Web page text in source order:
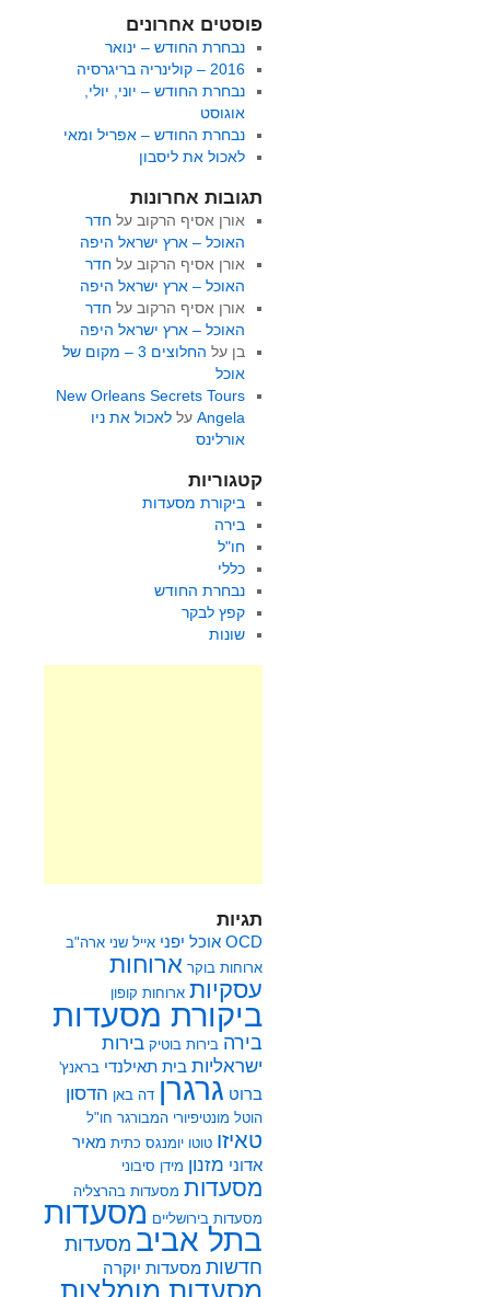
פוסטים אחרונים
נבחרת החודש – ינואר
2016 – קולינריה בריגרסיה
נבחרת החודש – יוני, יולי,
אוגוסט
נבחרת החודש – אפריל ומאי
לאכול את ליסבון
תגובות אחרונות
אורן אסיף הרקוב על חדר
האוכל – ארץ ישראל היפה
אורן אסיף הרקוב על חדר
האוכל – ארץ ישראל היפה
אורן אסיף הרקוב על חדר
האוכל – ארץ ישראל היפה
בן על
החלוצים 3 – מקום של
אוכל
New Orleans Secrets Tours
Angelaעל לאכול את ניו
אורלינס
קטגוריות
ביקורת מסעדות
בירה
חו"ל
כללי
נבחרת החודש
קפץ לבקר
שונות
תגיות
OCD אוכל יפני אייל שני ארה"ב
ארוחות בוקר ארוחות
עסקיות ארוחות קופון
ביקורת מסעדות
בירה בירות בוטיק בירות
ישראליות בית תאילנדי בראנץ'
ברוט גרגרן דה באן הדסון
הוטל מונטיפיורי המבורגר חו"ל
טאיזו טוטו יומנגס כתית מאיר
אדוני מזנון מידן סיבוני
מסעדות מסעדות בהרצליה
מסעדות בירושליים מסעדות
בתל אביב מסעדות
חדשות מסעדות יוקרה
מסעדות מומלצות